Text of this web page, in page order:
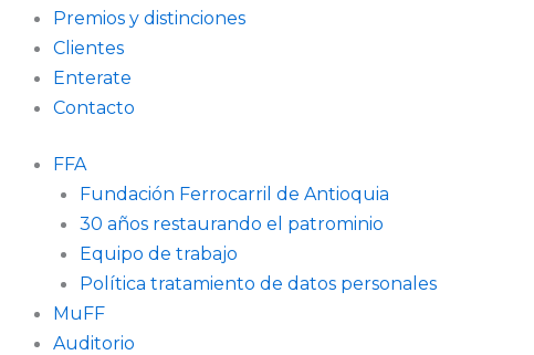
Premios y distinciones
Clientes
Enterate
Contacto
FFA
Fundación Ferrocarril de Antioquia
30 años restaurando el patrominio
Equipo de trabajo
Política tratamiento de datos personales
MuFF
Auditorio